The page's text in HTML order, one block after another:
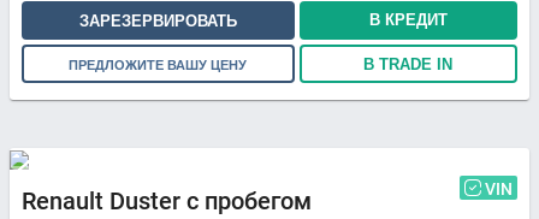
ЗАРЕЗЕРВИРОВАТЬ В КРЕДИТ
ПРЕДЛОЖИТЕ ВАШУ ЦЕНУ В TRADE IN
Renault Duster с пробегом VIN